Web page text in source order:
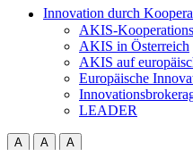
Innovation durch
AKIS-
AKIS in Österreich
AKIS auf
Europäische
LEADER
A A A